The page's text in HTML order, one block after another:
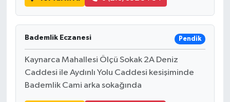
Bademlik Eczanesi Pendik
Kaynarca Mahallesi Ölçü Sokak 2A Deniz
Caddesi ile Aydınlı Yolu Caddesi kesişiminde
Bademlik Cami arka sokağında